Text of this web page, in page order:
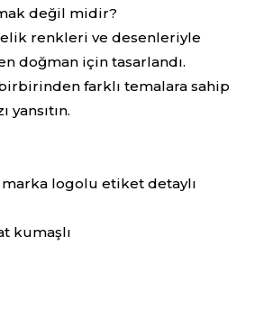
değil midir?
renkleri ve desenleriyle
doğman için tasarlandı.
farklı temalara sahip
yansıtın.
marka logolu etiket detaylı
kumaşlı